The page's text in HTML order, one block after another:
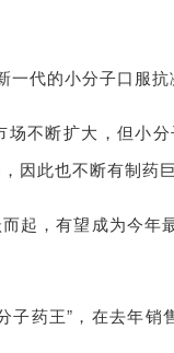
代的小分子口服抗
不断扩大，但小
因此也不断有制药
起，有望成为今年
子药王”，在去年